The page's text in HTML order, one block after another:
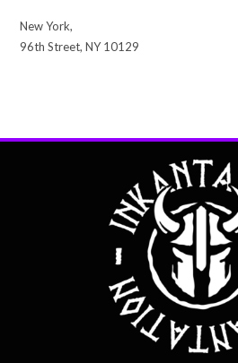
New York,
96th Street, NY 10129